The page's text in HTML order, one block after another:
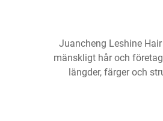
Juancheng Leshine
mänskligt hår och
längder, färger och